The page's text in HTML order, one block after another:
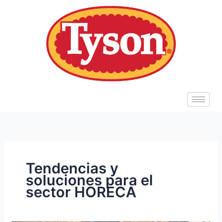
Tendencias y
soluciones para el
sector HORECA